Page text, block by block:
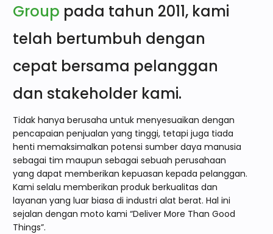
Group pada tahun 2011, kami
telah bertumbuh dengan
cepat bersama pelanggan
dan stakeholder kami.
Tidak hanya berusaha untuk menyesuaikan dengan
pencapaian penjualan yang tinggi, tetapi juga tiada
henti memaksimalkan potensi sumber daya manusia
sebagai tim maupun sebagai sebuah perusahaan
yang dapat memberikan kepuasan kepada pelanggan.
Kami selalu memberikan produk berkualitas dan
layanan yang luar biasa di industri alat berat. Hal ini
sejalan dengan moto kami “Deliver More Than Good
Things”.